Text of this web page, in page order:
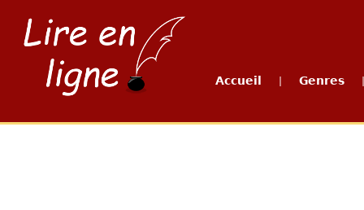
Accueil Genres